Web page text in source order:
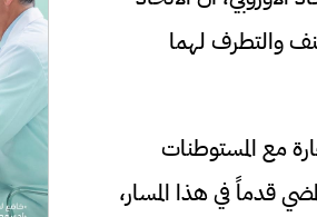
والتطرف لهما
مع المستوطنات
قدماً في هذا المسار،